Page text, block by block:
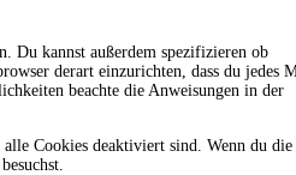
Du kannst außerdem spezifizieren ob
derart einzurichten, dass du jedes
beachte die Anweisungen in der
Cookies deaktiviert sind. Wenn du die